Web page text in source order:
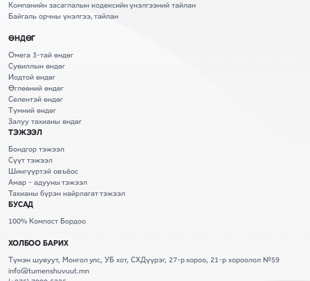
Компанийн засаглалын кодексийн үнэлгээний тайлан
Байгаль орчны үнэлгээ, тайлан
ӨНДӨГ
Омега 3-тай өндөг
Сувиллын өндөг
Иодтой өндөг
Өглөөний өндөг
Селентэй өндөг
Түмний өндөг
Залуу тахианы өндөг
ТЭЖЭЭЛ
Бондгор тэжээл
Сүүт тэжээл
Шингүүртэй овъёос
Амар - адууны тэжээл
Тахианы бүрэн найрлагат тэжээл
БУСАД
100% Компост Бордоо
ХОЛБОО БАРИХ
Түмэн шувуут, Монгол улс, УБ хот, СХДүүрэг, 27-р хороо, 21-р хороолол №59
info@tumenshuvuut.mn